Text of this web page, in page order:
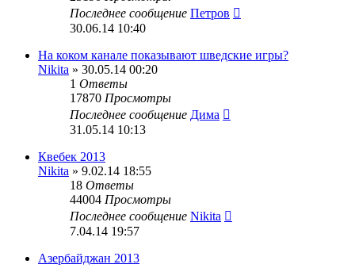
Последнее сообщение Петров
30.06.14 10:40
На коком канале показывают шведские игры?
Nikita » 30.05.14 00:20
1 Ответы
17870 Просмотры
Последнее сообщение Дима
31.05.14 10:13
Квебек 2013
Nikita » 9.02.14 18:55
18 Ответы
44004 Просмотры
Последнее сообщение Nikita
7.04.14 19:57
Азербайджан 2013